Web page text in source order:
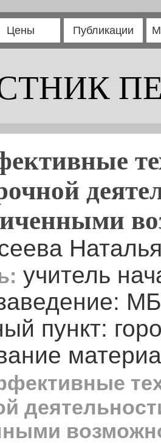
Цены Публикации
учитель
пункт: